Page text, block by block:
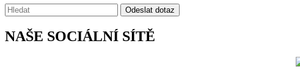
Vyhledávání:
Odeslat dotaz
NAŠE SOCIÁLNÍ SÍTĚ